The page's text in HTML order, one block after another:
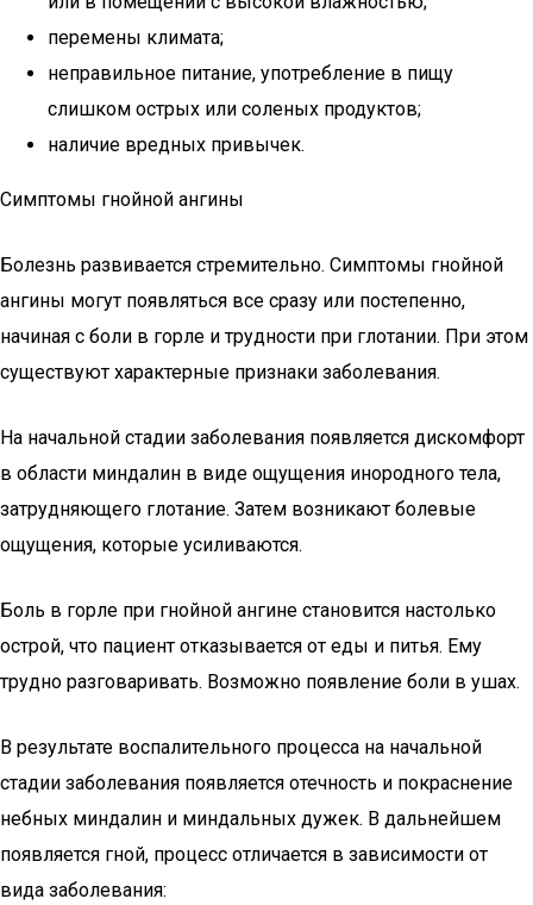
перемены климата;
неправильное питание, употребление в пищу
слишком острых или соленых продуктов;
наличие вредных привычек.
Симптомы гнойной ангины
Болезнь развивается стремительно. Симптомы гнойной
ангины могут появляться все сразу или постепенно,
начиная с боли в горле и трудности при глотании. При этом
существуют характерные признаки заболевания.
На начальной стадии заболевания появляется дискомфорт
в области миндалин в виде ощущения инородного тела,
затрудняющего глотание. Затем возникают болевые
ощущения, которые усиливаются.
Боль в горле при гнойной ангине становится настолько
острой, что пациент отказывается от еды и питья. Ему
трудно разговаривать. Возможно появление боли в ушах.
В результате воспалительного процесса на начальной
стадии заболевания появляется отечность и покраснение
небных миндалин и миндальных дужек. В дальнейшем
появляется гной, процесс отличается в зависимости от
вида заболевания: